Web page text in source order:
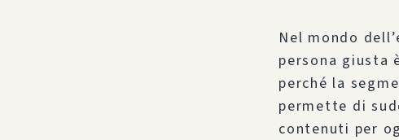
Nel mondo
persona giusta
perché la
permette di
contenuti per